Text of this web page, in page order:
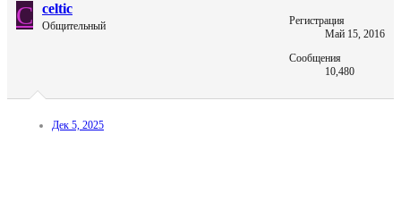
C celtic
Общительный
Регистрация
Май 15, 2016
Сообщения
10,480
Дек 5, 2025